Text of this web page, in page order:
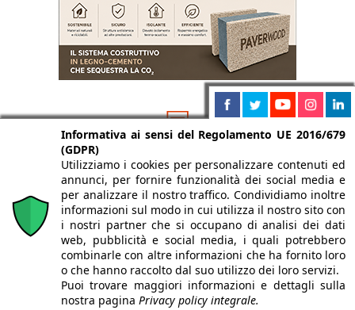
Antisismica
Barriere
Architettoniche
BIM
Domotica
Efficienza
Isolamento termico
Luce in Architettura
Prevenzione
incendi
Restauro e
Ristrutturazioni
Informativa ai sensi del Regolamento UE 2016/679
(GDPR)
Utilizziamo i cookies per personalizzare contenuti ed
annunci, per fornire funzionalità dei social media e
per analizzare il nostro traffico. Condividiamo inoltre
informazioni sul modo in cui utilizza il nostro sito con
i nostri partner che si occupano di analisi dei dati
web, pubblicità e social media, i quali potrebbero
combinarle con altre informazioni che ha fornito loro
o che hanno raccolto dal suo utilizzo dei loro servizi.
Puoi trovare maggiori informazioni e dettagli sulla
nostra pagina Privacy policy integrale.